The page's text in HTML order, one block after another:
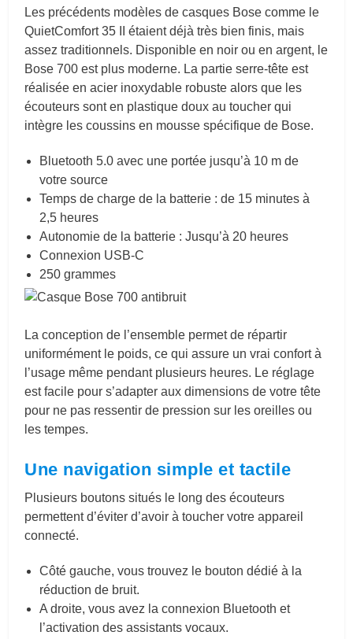
Les précédents modèles de casques Bose comme le
QuietComfort 35 II étaient déjà très bien finis, mais
assez traditionnels. Disponible en noir ou en argent, le
Bose 700 est plus moderne. La partie serre-tête est
réalisée en acier inoxydable robuste alors que les
écouteurs sont en plastique doux au toucher qui
intègre les coussins en mousse spécifique de Bose.
Bluetooth 5.0 avec une portée jusqu’à 10 m de
votre source
Temps de charge de la batterie : de 15 minutes à
2,5 heures
Autonomie de la batterie : Jusqu’à 20 heures
Connexion USB-C
250 grammes
La conception de l’ensemble permet de répartir
uniformément le poids, ce qui assure un vrai confort à
l’usage même pendant plusieurs heures. Le réglage
est facile pour s’adapter aux dimensions de votre tête
pour ne pas ressentir de pression sur les oreilles ou
les tempes.
Une navigation simple et tactile
Plusieurs boutons situés le long des écouteurs
permettent d’éviter d’avoir à toucher votre appareil
connecté.
Côté gauche, vous trouvez le bouton dédié à la
réduction de bruit.
A droite, vous avez la connexion Bluetooth et
l’activation des assistants vocaux.